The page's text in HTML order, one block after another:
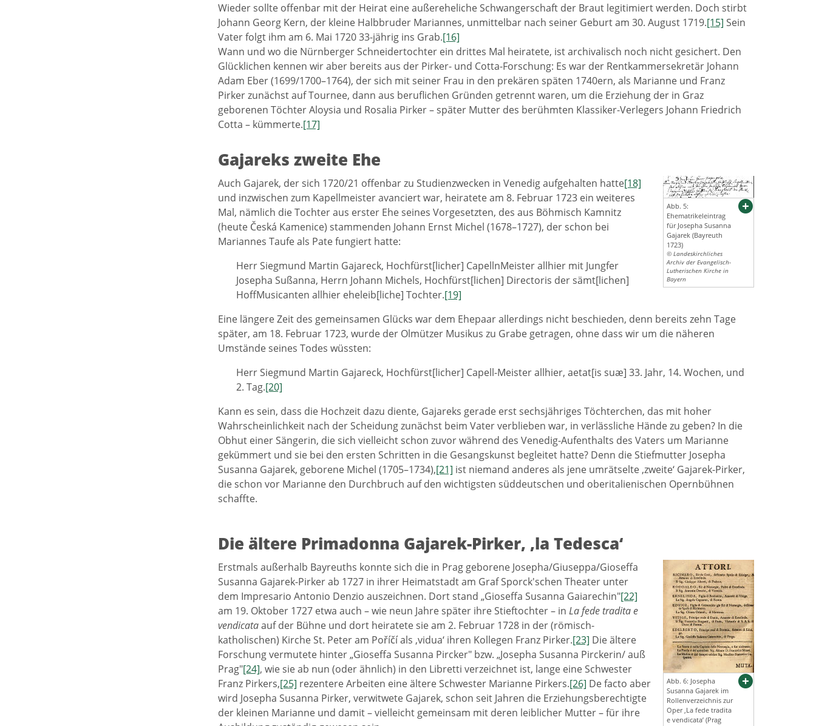
Wieder sollte offenbar mit der Heirat eine außereheliche Schwangerschaft der Braut legitimiert werden. Doch stirbt
Johann Georg Kern, der kleine Halbbruder Mariannes, unmittelbar nach seiner Geburt am 30. August 1719.[15] Sein
Vater folgt ihm am 6. Mai 1720 33-jährig ins Grab.[16]
Wann und wo die Nürnberger Schneidertochter ein drittes Mal heiratete, ist archivalisch noch nicht gesichert. Den
Glücklichen kennen wir aber bereits aus der Pirker- und Cotta-Forschung: Es war der Rentkammersekretär Johann
Adam Eber (1699/1700–1764), der sich mit seiner Frau in den prekären späten 1740ern, als Marianne und Franz
Pirker zunächst auf Tournee, dann aus beruflichen Gründen getrennt waren, um die Erziehung der in Graz
geborenen Töchter Aloysia und Rosalia Pirker – später Mutter des berühmten Klassiker-Verlegers Johann Friedrich
Cotta – kümmerte.[17]
Gajareks zweite Ehe
Abb. 5:
Ehematrikeleintrag
für Josepha Susanna
Gajarek (Bayreuth
1723)
© Landeskirchliches
Archiv der Evangelisch-
Lutherischen Kirche in
Bayern
Auch Gajarek, der sich 1720/21 offenbar zu Studienzwecken in Venedig aufgehalten hatte[18]
und inzwischen zum Kapellmeister avanciert war, heiratete am 8. Februar 1723 ein weiteres
Mal, nämlich die Tochter aus erster Ehe seines Vorgesetzten, des aus Böhmisch Kamnitz
(heute Česká Kamenice) stammenden Johann Ernst Michel (1678–1727), der schon bei
Mariannes Taufe als Pate fungiert hatte:
Herr Siegmund Martin Gajareck, Hochfürst[licher] CapellnMeister allhier mit Jungfer
Josepha Sußanna, Herrn Johann Michels, Hochfürst[lichen] Directoris der sämt[lichen]
HoffMusicanten allhier eheleib[liche] Tochter.[19]
Eine längere Zeit des gemeinsamen Glücks war dem Ehepaar allerdings nicht beschieden, denn bereits zehn Tage
später, am 18. Februar 1723, wurde der Olmützer Musikus zu Grabe getragen, ohne dass wir um die näheren
Umstände seines Todes wüssten:
Herr Siegmund Martin Gajareck, Hochfürst[licher] Capell-Meister allhier, aetat[is suæ] 33. Jahr, 14. Wochen, und
2. Tag.[20]
Kann es sein, dass die Hochzeit dazu diente, Gajareks gerade erst sechsjähriges Töchterchen, das mit hoher
Wahrscheinlichkeit nach der Scheidung zunächst beim Vater verblieben war, in verlässliche Hände zu geben? In die
Obhut einer Sängerin, die sich vielleicht schon zuvor während des Venedig-Aufenthalts des Vaters um Marianne
gekümmert und sie bei den ersten Schritten in die Gesangskunst begleitet hatte? Denn die Stiefmutter Josepha
Susanna Gajarek, geborene Michel (1705–1734),[21] ist niemand anderes als jene umrätselte ‚zweite‘ Gajarek-Pirker,
die schon vor Marianne den Durchbruch auf den wichtigsten süddeutschen und oberitalienischen Opernbühnen
schaffte.
Die ältere Primadonna Gajarek-Pirker, ‚la Tedesca‘
Abb. 6: Josepha
Susanna Gajarek im
Rollenverzeichnis zur
Oper ‚La fede tradita
e vendicata’ (Prag
Erstmals außerhalb Bayreuths konnte sich die in Prag geborene Josepha/Giuseppa/Gioseffa
Susanna Gajarek-Pirker ab 1727 in ihrer Heimatstadt am Graf Sporck'schen Theater unter
dem Impresario Antonio Denzio auszeichnen. Dort stand „Gioseffa Susanna Gaiarechin"[22]
am 19. Oktober 1727 etwa auch – wie neun Jahre später ihre Stieftochter – in La fede tradita e
vendicataauf der Bühne und dort heiratete sie am 2. Februar 1728 in der (römisch-
katholischen) Kirche St. Peter am Poříčí als ‚vidua‘ ihren Kollegen Franz Pirker.[23] Die ältere
Forschung vermutete hinter „Gioseffa Susanna Pircker" bzw. „Josepha Susanna Pirckerin/ auß
Prag"[24], wie sie ab nun (oder ähnlich) in den Libretti verzeichnet ist, lange eine Schwester
Franz Pirkers,[25] rezentere Arbeiten eine ältere Schwester Marianne Pirkers.[26] De facto aber
wird Josepha Susanna Pirker, verwitwete Gajarek, schon seit Jahren die Erziehungsberechtigte
der kleinen Marianne und damit – vielleicht gemeinsam mit deren leiblicher Mutter – für ihre